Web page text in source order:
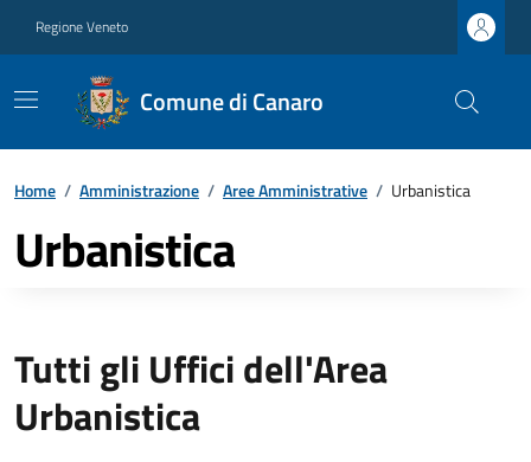
Regione Veneto
Comune di Canaro
Home / Amministrazione / Aree Amministrative / Urbanistica
Urbanistica
Tutti gli Uffici dell'Area
Urbanistica